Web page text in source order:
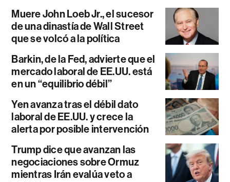
Muere John Loeb Jr., el sucesor
de una dinastía de Wall Street
que se volcó a la política
Barkin, de la Fed, advierte que el
mercado laboral de EE.UU. está
en un “equilibrio débil”
Yen avanza tras el débil dato
laboral de EE.UU. y crece la
alerta por posible intervención
Trump dice que avanzan las
negociaciones sobre Ormuz
mientras Irán evalúa veto a